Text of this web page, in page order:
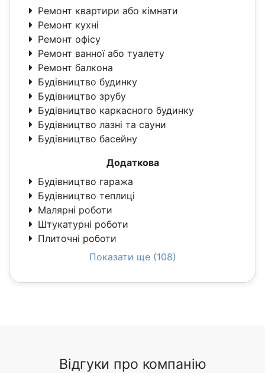
Ремонт квартири або кімнати
Ремонт кухні
Ремонт офісу
Ремонт ванної або туалету
Ремонт балкона
Будівництво будинку
Будівництво зрубу
Будівництво каркасного будинку
Будівництво лазні та сауни
Будівництво басейну
Додаткова
Будівництво гаража
Будівництво теплиці
Малярні роботи
Штукатурні роботи
Плиточні роботи
Показати ще (108)
Відгуки про компанію